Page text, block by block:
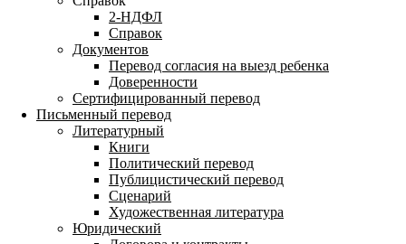
2-НДФЛ
Справок
Документов
Перевод согласия на выезд ребенка
Доверенности
Сертифицированный перевод
Письменный перевод
Литературный
Книги
Политический перевод
Публицистический перевод
Сценарий
Художественная литература
Юридический